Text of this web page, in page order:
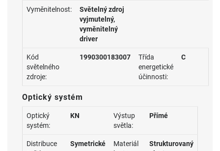
Vyměnitelnost:
Světelný zdroj
vyjmutelný,
vyměnitelný
driver
Kód
světelného
zdroje:
1990300183007
Třída
energetické
účinnosti:
C
Optický systém
Optický
systém:
KN
Výstup
světla:
Přímé
Distribuce
Symetrické
Materiál
Strukturovaný